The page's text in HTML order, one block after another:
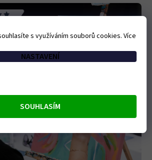
s využíváním souborů cookies. Více
NASTAVENÍ
SOUHLASÍM